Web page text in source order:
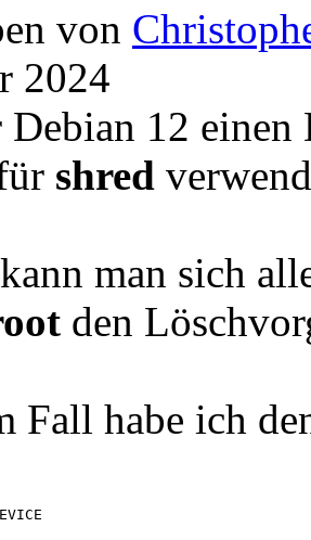
von
2024
Debian 12
shred
kann man sich
den
Fall habe ich